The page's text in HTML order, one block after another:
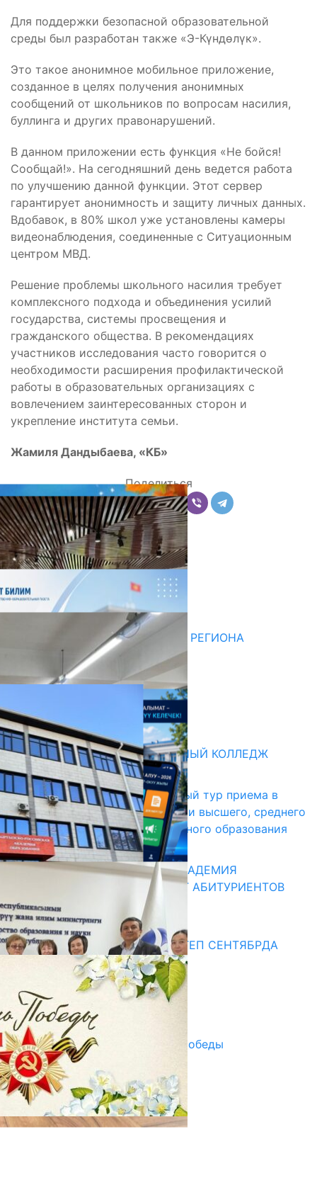
Для поддержки безопасной образовательной
среды был разработан также «Э-Күндөлүк».
Это такое анонимное мобильное приложение,
созданное в целях получения анонимных
сообщений от школьников по вопросам насилия,
буллинга и других правонарушений.
В данном приложении есть функция «Не бойся!
Сообщай!». На сегодняшний день ведется работа
по улучшению данной функции. Этот сервер
гарантирует анонимность и защиту личных данных.
Вдобавок, в 80% школ уже установлены камеры
видеонаблюдения, соединенные с Ситуационным
центром МВД.
Решение проблемы школьного насилия требует
комплексного подхода и объединения усилий
государства, системы просвещения и
гражданского общества. В рекомендациях
участников исследования часто говорится о
необходимости расширения профилактической
работы в образовательных организациях с
вовлечением заинтересованных сторон и
укрепление института семьи.
Жамиля Дандыбаева, «КБ»
Поделиться
Комментарии
Последние новости
НЕДЕЛЯ В ОБЗОРЕ
07.08.2026
ДЛЯ МЕТОДИСТОВ ЮЖНОГО РЕГИОНА
НАЧАЛОСЬ ОБУЧЕНИЕ
05.08.2026
31.07.2026
Абитуриент
БИШКЕКСКИЙ УНИВЕРСАЛЬНЫЙ КОЛЛЕДЖ
17.07.2026
В Кыргызстане начался первый тур приема в
образовательные организации высшего, среднего
и начального профессионального образования
13.07.2026
КЫРГЫЗКО-РОССИЙСКАЯ АКАДЕМИЯ
ОБРАЗОВАНИЯ ПРИГЛАШАЕТ АБИТУРИЕНТОВ
10.07.2026
Медиа
СУЗАКТА 750 ОРУНДУУ МЕКТЕП СЕНТЯБРДА
ПАЙДАЛАНУУГА БЕРИЛЕТ
07.08.2025
Улуу Жеңиштин жандуу сөзү
29.04.2025
Награды в преддверии Дня Победы
29.04.2025